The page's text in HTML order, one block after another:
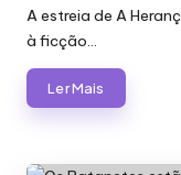
by
A estreia de A
à ficção…
Ler Mais